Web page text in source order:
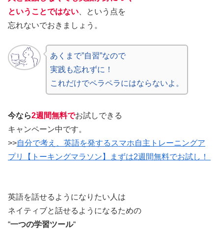
ということではない 、という点を
忘れないでおきましょう。
あくまで”自習”なので
実践も忘れずに！
これだけでペラペラにはならないよ。
今なら2週間無料でお試しできる
キャンペーン中です。
>>自分で考え、英語を発するスマホ自主トレーニングア
プリ【トーキングマラソン】まずは2週間無料でお試し！
英語を話せるようになりたい人は
ネイティブと話せるようになるための
“一つの学習ツール“